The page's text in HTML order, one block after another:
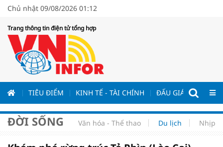
Chủ nhật 09/08/2026 01:12
Trang thông tin điện tử tổng hợp
TIÊU ĐIỂM KINH TẾ - TÀI CHÍNH ĐẤU GIÁ - ĐẤU
ĐỜI SỐNG Văn hóa - Thể thao Du lịch Nhịp